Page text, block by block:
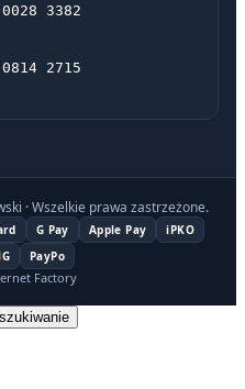
3382
2715
· Wszelkie prawa zastrzeżone.
G Pay Apple Pay
iPKO
PayPo
Factory